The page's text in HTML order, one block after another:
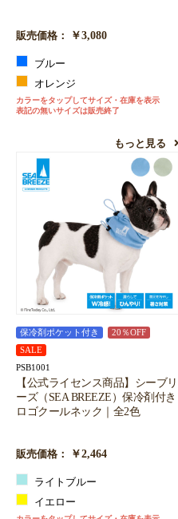
販売価格： ￥3,080
ブルー
オレンジ
カラーをタップしてサイズ・在庫を表示
表記の無いサイズは販売終了
もっと見る
保冷剤ポケット付き
20％OFF
SALE
PSB1001
【公式ライセンス商品】シーブリ
ーズ（SEA BREEZE）保冷剤付き
ロゴクールネック｜全2色
販売価格： ￥2,464
ライトブルー
イエロー